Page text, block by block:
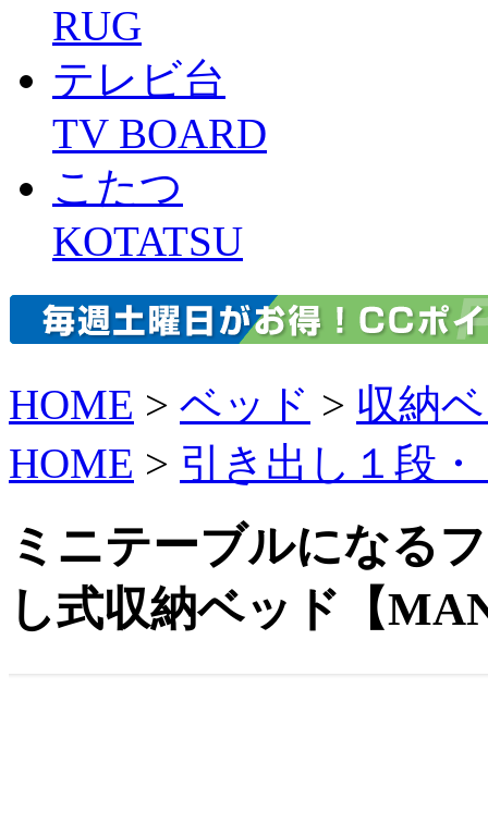
RUG
テレビ台
TV BOARD
こたつ
KOTATSU
HOME > ベッド > 収納
HOME > 引き出し１段
ミニテーブルになる
し式収納ベッド【